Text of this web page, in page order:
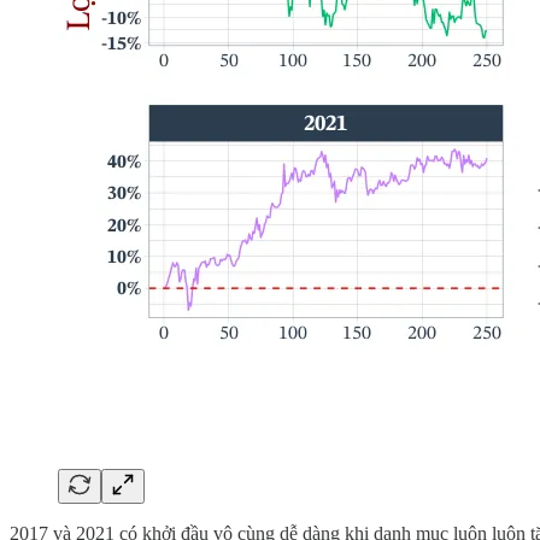
2017 và 2021 có khởi đầu vô cùng dễ dàng khi danh mục luôn luôn